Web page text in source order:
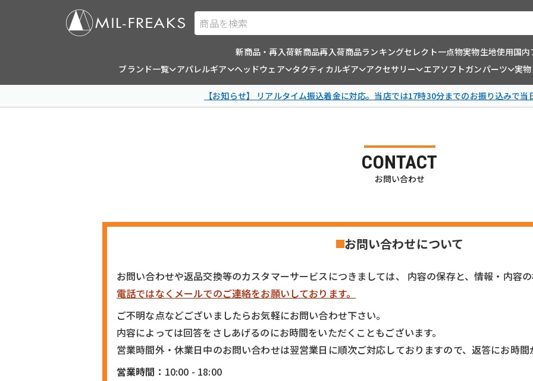
商品を検索
新商品・再入荷新商品再入荷商品ランキングセレクト一点物実物生地使用国内
ブランド一覧
アパレルギア ヘッドウェア タクティカルギア アクセサリー エアソフトガンパーツ 実
【お知らせ】 リアルタイム振込着金に対応。当店では17時30分までのお振り込みで当
CONTACT
お問い合わせ
お問い合わせについて
お問い合わせや返品交換等のカスタマーサービスにつきましては、 内容の保存と、情報・内容
電話ではなくメールでのご連絡をお願いしております。
ご不明な点などございましたらお気軽にお問い合わせ下さい。
内容によっては回答をさしあげるのにお時間をいただくこともございます。
営業時間外・休業日中のお問い合わせは翌営業日に順次ご対応しておりますので、返答にお時間
営業時間： 10:00 - 18:00